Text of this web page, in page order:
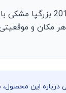
اسپرت ونتو 201
مکان و
درباره این